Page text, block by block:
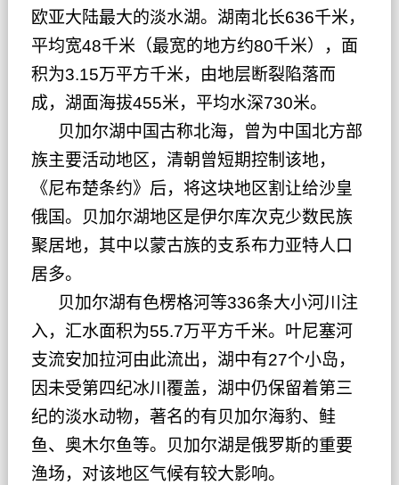
欧亚大陆最大的淡水湖。湖南北长636千米，
平均宽48千米（最宽的地方约80千米），面
积为3.15万平方千米，由地层断裂陷落而
成，湖面海拔455米，平均水深730米。
贝加尔湖中国古称北海，曾为中国北方部
族主要活动地区， 清朝 曾短期控制该地，
《尼布楚条约》后，将这块地区割让给沙皇
俄国。贝加尔湖地区是伊尔库次克少数民族
聚居地，其中以蒙古族的支系布力亚特人口
居多。
贝加尔湖有色楞格河 等336条大小河川注
入，汇水面积为55.7万平方千米。 叶尼塞河
支流安加拉河 由此流出，湖中有27个小岛，
因未受第四纪冰川覆盖，湖中仍保留着第三
纪的淡水动物，著名的有贝加尔海豹、 鲑
鱼、 奥木尔鱼等。贝加尔湖是俄罗斯的重要
渔场，对该地区气候有较大影响。